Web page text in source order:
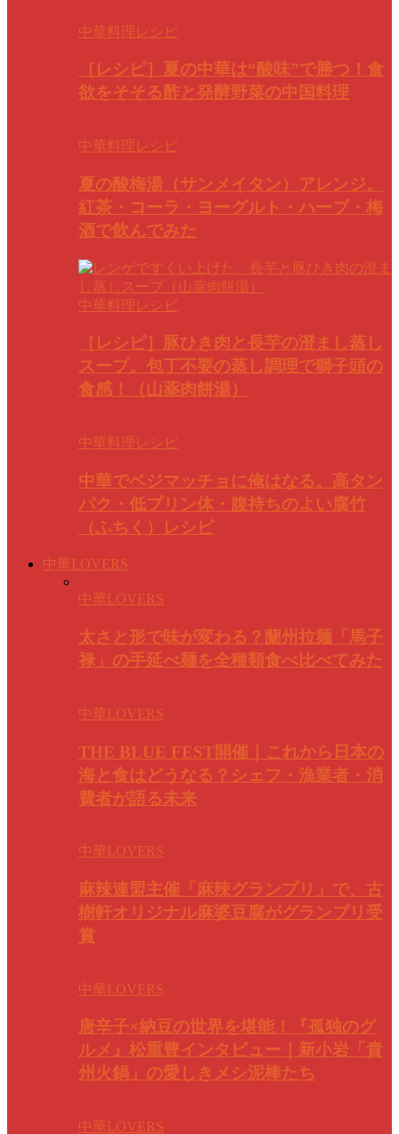
中華料理レシピ
［レシピ］夏の中華は“酸味”で勝つ！食
欲をそそる酢と発酵野菜の中国料理
中華料理レシピ
夏の酸梅湯（サンメイタン）アレンジ。
紅茶・コーラ・ヨーグルト・ハーブ・梅
酒で飲んでみた
中華料理レシピ
［レシピ］豚ひき肉と長芋の澄まし蒸し
スープ。包丁不要の蒸し調理で獅子頭の
食感！（山薬肉餅湯）
中華料理レシピ
中華でベジマッチョに俺はなる。高タン
パク・低プリン体・腹持ちのよい腐竹
（ふちく）レシピ
中華LOVERS
中華LOVERS
太さと形で味が変わる？蘭州拉麺「馬子
禄」の手延べ麺を全種類食べ比べてみた
中華LOVERS
THE BLUE FEST開催｜これから日本の
海と食はどうなる？シェフ・漁業者・消
費者が語る未来
中華LOVERS
麻辣連盟主催「麻辣グランプリ」で、古
樹軒オリジナル麻婆豆腐がグランプリ受
賞
中華LOVERS
唐辛子×納豆の世界を堪能！『孤独のグ
ルメ』松重豊インタビュー｜新小岩「貴
州火鍋」の愛しきメシ泥棒たち
中華LOVERS